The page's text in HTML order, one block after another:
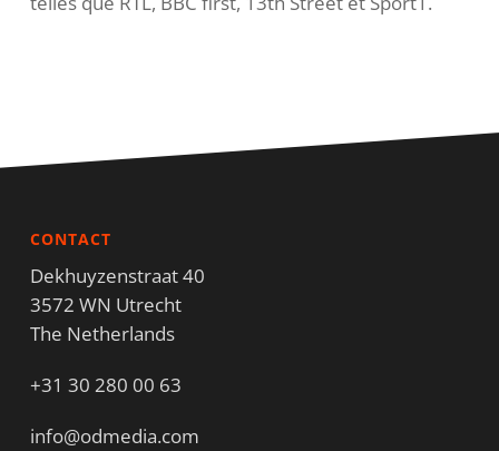
CONTACT
Dekhuyzenstraat 40
3572 WN Utrecht
The Netherlands
+31 30 280 00 63
info@odmedia.com